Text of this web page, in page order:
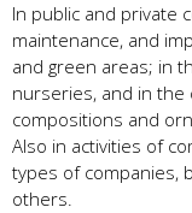
In public and private
maintenance, and
and green areas; in
nurseries, and in
compositions and
Also in activities of
types of companies,
others.